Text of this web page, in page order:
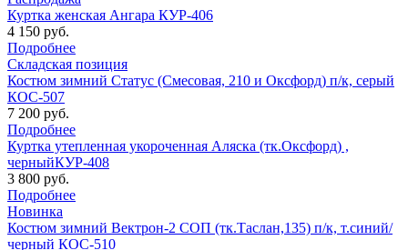
Куртка женская Ангара КУР-406
4 150 руб.
Подробнее
Складская позиция
Костюм зимний Статус (Смесовая, 210 и Оксфорд) п/к, серый
КОС-507
7 200 руб.
Подробнее
Куртка утепленная укороченная Аляска (тк.Оксфорд) ,
черныйКУР-408
3 800 руб.
Подробнее
Новинка
Костюм зимний Вектрон-2 СОП (тк.Таслан,135) п/к, т.синий/
черный КОС-510